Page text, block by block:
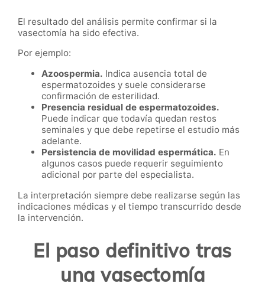
El resultado del análisis permite confirmar si la
vasectomía ha sido efectiva.
Por ejemplo:
Azoospermia. Indica ausencia total de
espermatozoides y suele considerarse
confirmación de esterilidad.
Presencia residual de espermatozoides.
Puede indicar que todavía quedan restos
seminales y que debe repetirse el estudio más
adelante.
Persistencia de movilidad espermática. En
algunos casos puede requerir seguimiento
adicional por parte del especialista.
La interpretación siempre debe realizarse según las
indicaciones médicas y el tiempo transcurrido desde
la intervención.
El paso definitivo tras
una vasectomía